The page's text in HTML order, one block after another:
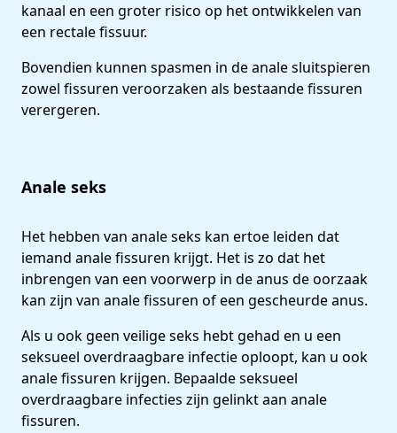
kanaal en een groter risico op het ontwikkelen van
een rectale fissuur.
Bovendien kunnen spasmen in de anale sluitspieren
zowel fissuren veroorzaken als bestaande fissuren
verergeren.
Anale seks
Het hebben van anale seks kan ertoe leiden dat
iemand anale fissuren krijgt. Het is zo dat het
inbrengen van een voorwerp in de anus de oorzaak
kan zijn van anale fissuren of een gescheurde anus.
Als u ook geen veilige seks hebt gehad en u een
seksueel overdraagbare infectie oploopt, kan u ook
anale fissuren krijgen. Bepaalde seksueel
overdraagbare infecties zijn gelinkt aan anale
fissuren.